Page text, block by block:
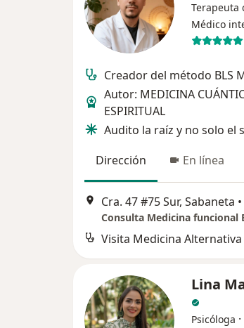
Terapeuta
Médico
Creador del método BLS
Autor: MEDICINA
ESPIRITUAL
Audito la raíz y no solo el
Dirección
En línea
Cra. 47 #75 Sur, Sabaneta •
Visita Medicina Alternativa
Lina
Psicóloga ·